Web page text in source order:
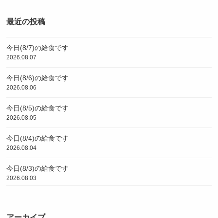
最近の投稿
今日(8/7)の給食です
2026.08.07
今日(8/6)の給食です
2026.08.06
今日(8/5)の給食です
2026.08.05
今日(8/4)の給食です
2026.08.04
今日(8/3)の給食です
2026.08.03